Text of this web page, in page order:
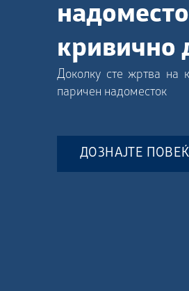
кривично
Доколку сте жртва на
паричен надоместок
ДОЗНАЈТЕ